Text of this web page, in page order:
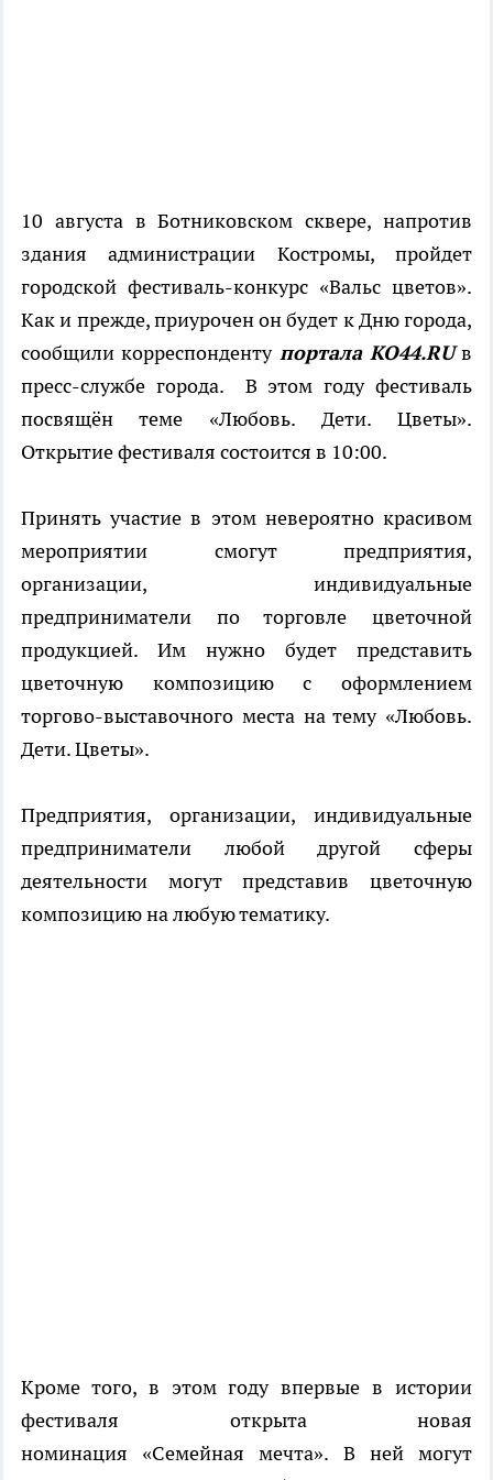
10 августа в Ботниковском сквере, напротив
здания администрации Костромы, пройдет
городской фестиваль-конкурс «Вальс цветов».
Как и прежде, приурочен он будет к Дню города,
сообщили корреспонденту портала КО44.RUв
пресс-службе города. В этом году фестиваль
посвящён теме «Любовь. Дети. Цветы».
Открытие фестиваля состоится в 10:00.
Принять участие в этом невероятно красивом
мероприятии смогут предприятия,
организации, индивидуальные
предприниматели по торговле цветочной
продукцией. Им нужно будет представить
цветочную композицию с оформлением
торгово-выставочного места на тему «Любовь.
Дети. Цветы».
Предприятия, организации, индивидуальные
предприниматели любой другой сферы
деятельности могут представив цветочную
композицию на любую тематику.
Кроме того, в этом году впервые в истории
фестиваля открыта новая
номинация «Семейная мечта». В ней могут